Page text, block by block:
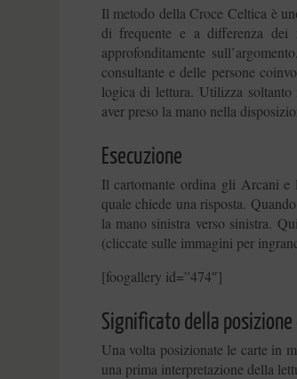
Il metodo della Croce Celtica è
di frequente e a differenza dei
approfonditamente
consultante e delle persone
logica di lettura. Utilizza
aver preso la mano nella
Esecuzione
Il cartomante ordina gli Arcani e
quale chiede una risposta.
la mano sinistra verso sinistra.
(cliccate sulle immagini per
[foogallery id=”474″]
Significato della
Una volta posizionate le carte in
una prima interpretazione della